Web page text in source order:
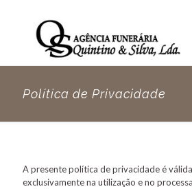
Política de Privacidade
A presente política de privacidade é
exclusivamente na utilização e no